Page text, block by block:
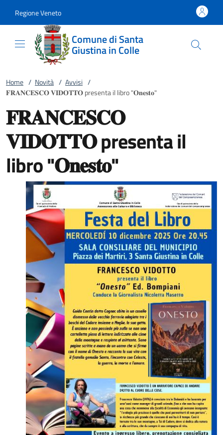
Regione Veneto
Comune di Santa
Giustina in Colle
Home / Novità / Avvisi /
𝐅𝐑𝐀𝐍𝐂𝐄𝐒𝐂𝐎 𝐕𝐈𝐃𝐎𝐓𝐓𝐎 presenta il libro "𝐎𝐧𝐞𝐬𝐭𝐨"
𝐅𝐑𝐀𝐍𝐂𝐄𝐒𝐂𝐎
𝐕𝐈𝐃𝐎𝐓𝐓𝐎 presenta il
libro "𝐎𝐧𝐞𝐬𝐭𝐨"